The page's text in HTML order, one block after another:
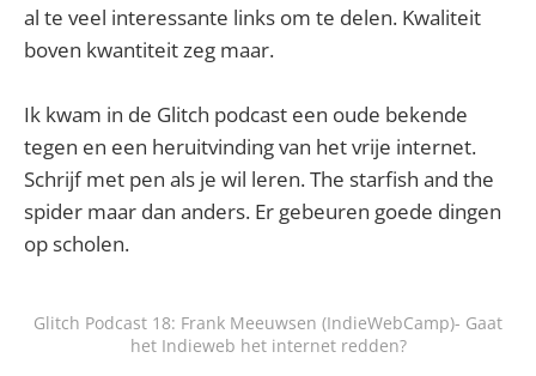
al te veel interessante links om te delen. Kwaliteit
boven kwantiteit zeg maar.
Ik kwam in de Glitch podcast een oude bekende
tegen en een heruitvinding van het vrije internet.
Schrijf met pen als je wil leren. The starfish and the
spider maar dan anders. Er gebeuren goede dingen
op scholen.
Glitch Podcast 18: Frank Meeuwsen (IndieWebCamp)- Gaat
het Indieweb het internet redden?